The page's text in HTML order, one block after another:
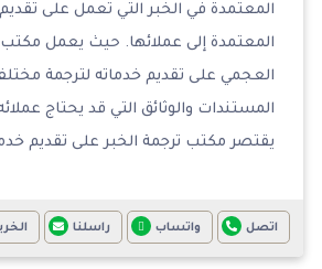
المعتمدة في الخبر التي تعمل على
المعتمدة إلى عملائها. حيث يعمل
العجمي على تقديم خدماته لترجمة
المستندات والوثائق التي قد يحتاج
يقتصر مكتب ترجمة الخبر على تقديم
اتصل واتساب راسلنا